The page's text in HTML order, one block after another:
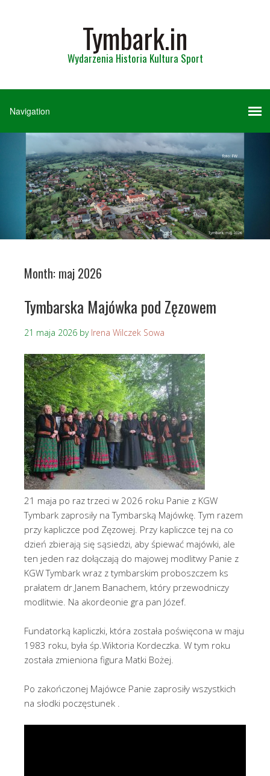
Tymbark.in
Wydarzenia Historia Kultura Sport
Month: maj 2026
Tymbarska Majówka pod Zęzowem
21 maja 2026 by Irena Wilczek Sowa
21 maja po raz trzeci w 2026 roku Panie z KGW
Tymbark zaprosiły na Tymbarską Majówkę. Tym razem
przy kapliczce pod Zęzowej. Przy kapliczce tej na co
dzień zbierają się sąsiedzi, aby śpiewać majówki, ale
ten jeden raz dołączają do majowej modlitwy Panie z
KGW Tymbark wraz z tymbarskim proboszczem ks
prałatem dr.Janem Banachem, który przewodniczy
modlitwie. Na akordeonie gra pan Józef.
Fundatorką kapliczki, która została poświęcona w maju
1983 roku, była śp.Wiktoria Kordeczka. W tym roku
została zmieniona figura Matki Bożej.
Po zakończonej Majówce Panie zaprosiły wszystkich
na słodki poczęstunek .